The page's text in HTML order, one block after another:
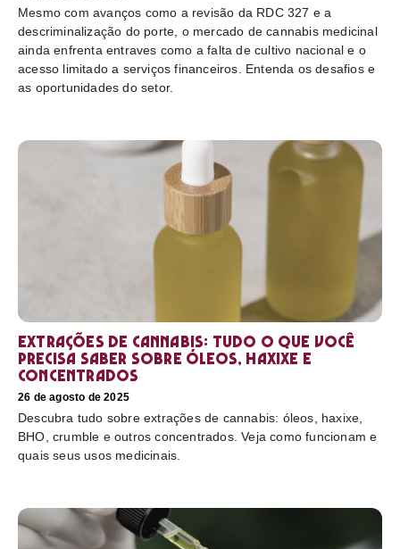
Mesmo com avanços como a revisão da RDC 327 e a
descriminalização do porte, o mercado de cannabis medicinal
ainda enfrenta entraves como a falta de cultivo nacional e o
acesso limitado a serviços financeiros. Entenda os desafios e
as oportunidades do setor.
Extrações de cannabis: tudo o que você
precisa saber sobre óleos, haxixe e
concentrados
26 de agosto de 2025
Descubra tudo sobre extrações de cannabis: óleos, haxixe,
BHO, crumble e outros concentrados. Veja como funcionam e
quais seus usos medicinais.